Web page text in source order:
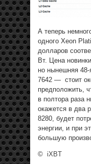
А теперь
одного Xeon
долларов
Вт. Цена
но нынешняя
7642 — стоит
предположить,
в полтора раза
окажется в два
8280, будет
энергии, и при
большую
© iXBT